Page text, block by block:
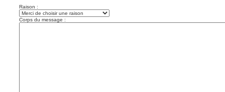
Raison :
Corps du message :